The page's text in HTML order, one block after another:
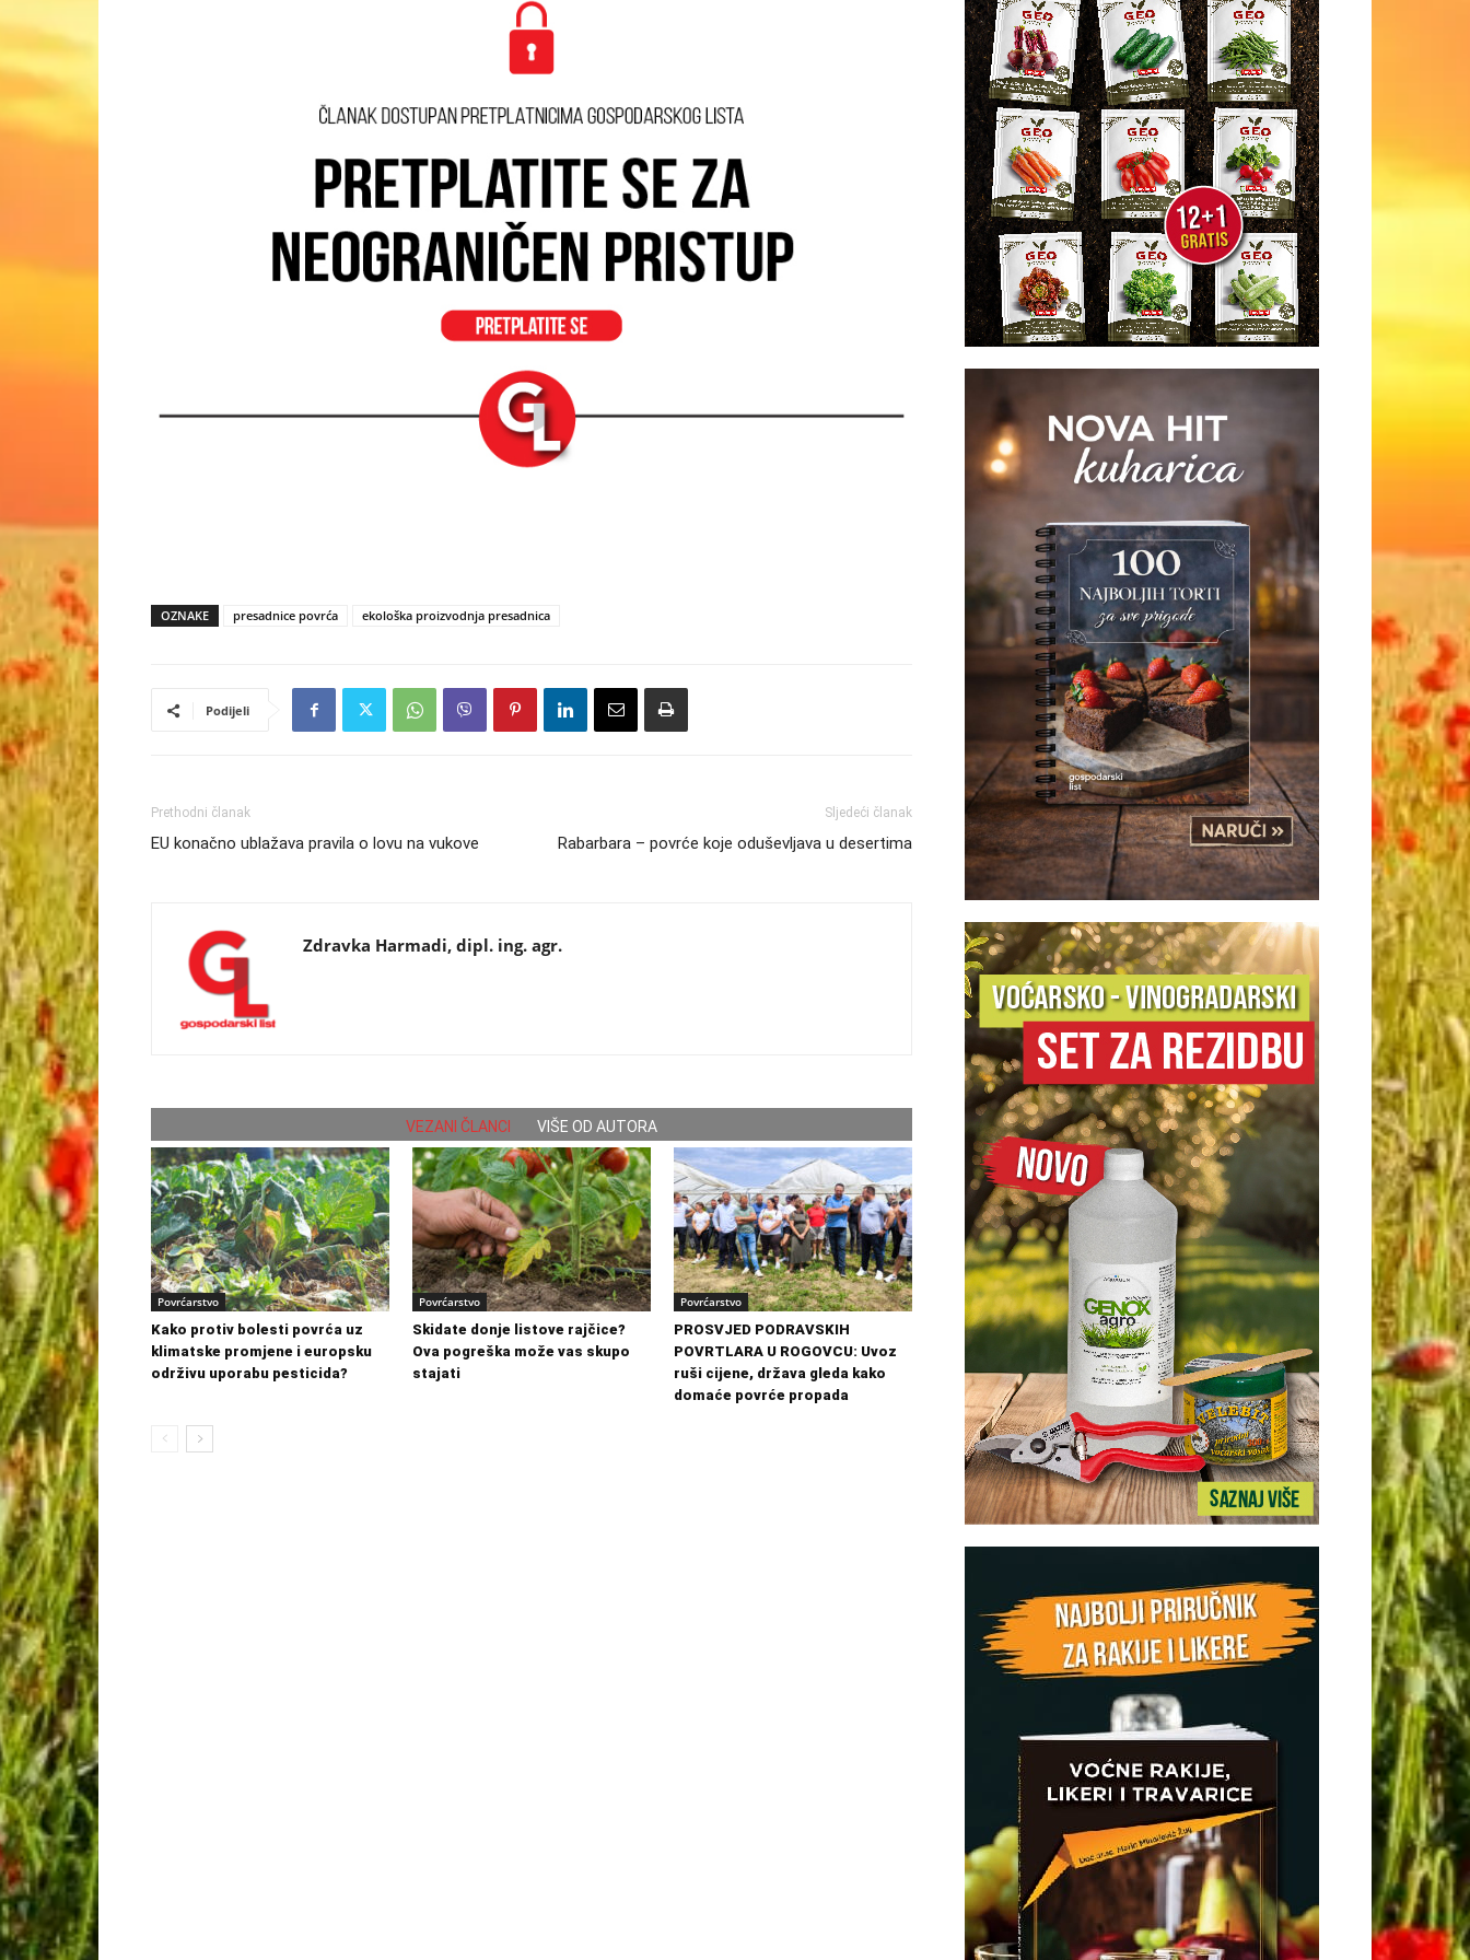
OZNAKE presadnice povrća ekološka proizvodnja presadnica
Podijeli
Prethodni članak
EU konačno ublažava pravila o lovu na vukove
Sljedeći članak
Rabarbara – povrće koje oduševljava u desertima
Zdravka Harmadi, dipl. ing. agr.
VEZANI ČLANCI VIŠE OD AUTORA
Povrćarstvo
Kako protiv bolesti povrća uz
klimatske promjene i europsku
održivu uporabu pesticida?
Povrćarstvo
Skidate donje listove rajčice?
Ova pogreška može vas skupo
stajati
Povrćarstvo
PROSVJED PODRAVSKIH
POVRTLARA U ROGOVCU: Uvoz
ruši cijene, država gleda kako
domaće povrće propada